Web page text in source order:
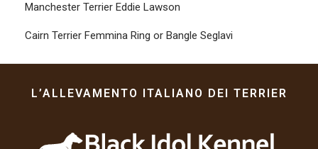
Manchester Terrier Eddie Lawson
Cairn Terrier Femmina Ring or Bangle Seglavi
L’ALLEVAMENTO ITALIANO DEI TERRIER